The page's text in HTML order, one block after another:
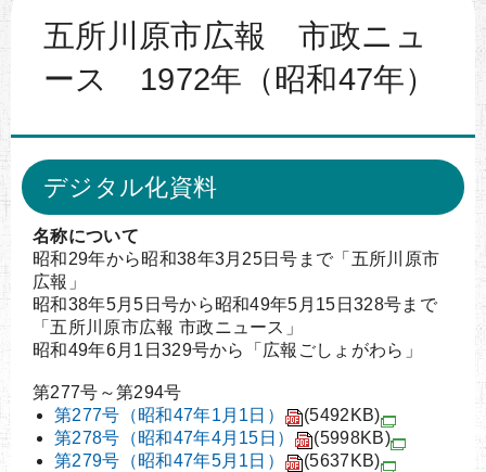
五所川原市広報 市政ニュ
ース 1972年（昭和47年）
デジタル化資料
名称について
昭和29年から昭和38年3月25日号まで「五所川原市
広報」
昭和38年5月5日号から昭和49年5月15日328号まで
「五所川原市広報 市政ニュース」
昭和49年6月1日329号から「広報ごしょがわら」
第277号～第294号
第277号（昭和47年1月1日）
(5492KB)
第278号（昭和47年4月15日）
(5998KB)
第279号（昭和47年5月1日）
(5637KB)